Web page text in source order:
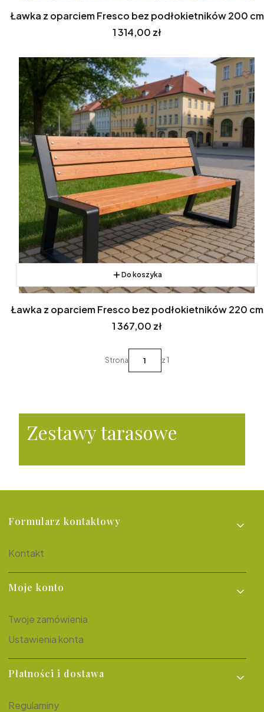
Ławka z oparciem Fresco bez podłokietników 200 cm
Cena
1 314,00 zł
Do koszyka
Ławka z oparciem Fresco bez podłokietników 220 cm
Cena
1 367,00 zł
Strona z 1
Zestawy tarasowe
Linki w stopce
Formularz kontaktowy
Kontakt
Moje konto
Twoje zamówienia
Ustawienia konta
Płatności i dostawa
Regulaminy